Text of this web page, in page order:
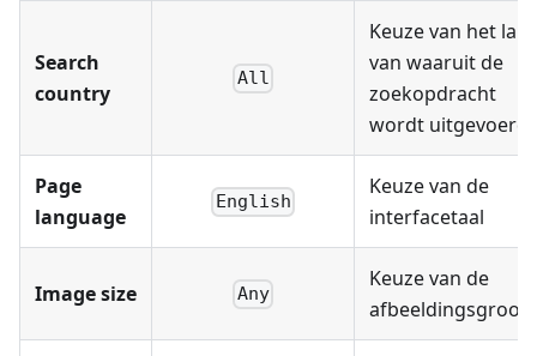
Search
country
All
Keuze van het
van waaruit de
zoekopdracht
wordt uitgevoerd
Page
language
English
Keuze van de
interfacetaal
Image size Any
Keuze van de